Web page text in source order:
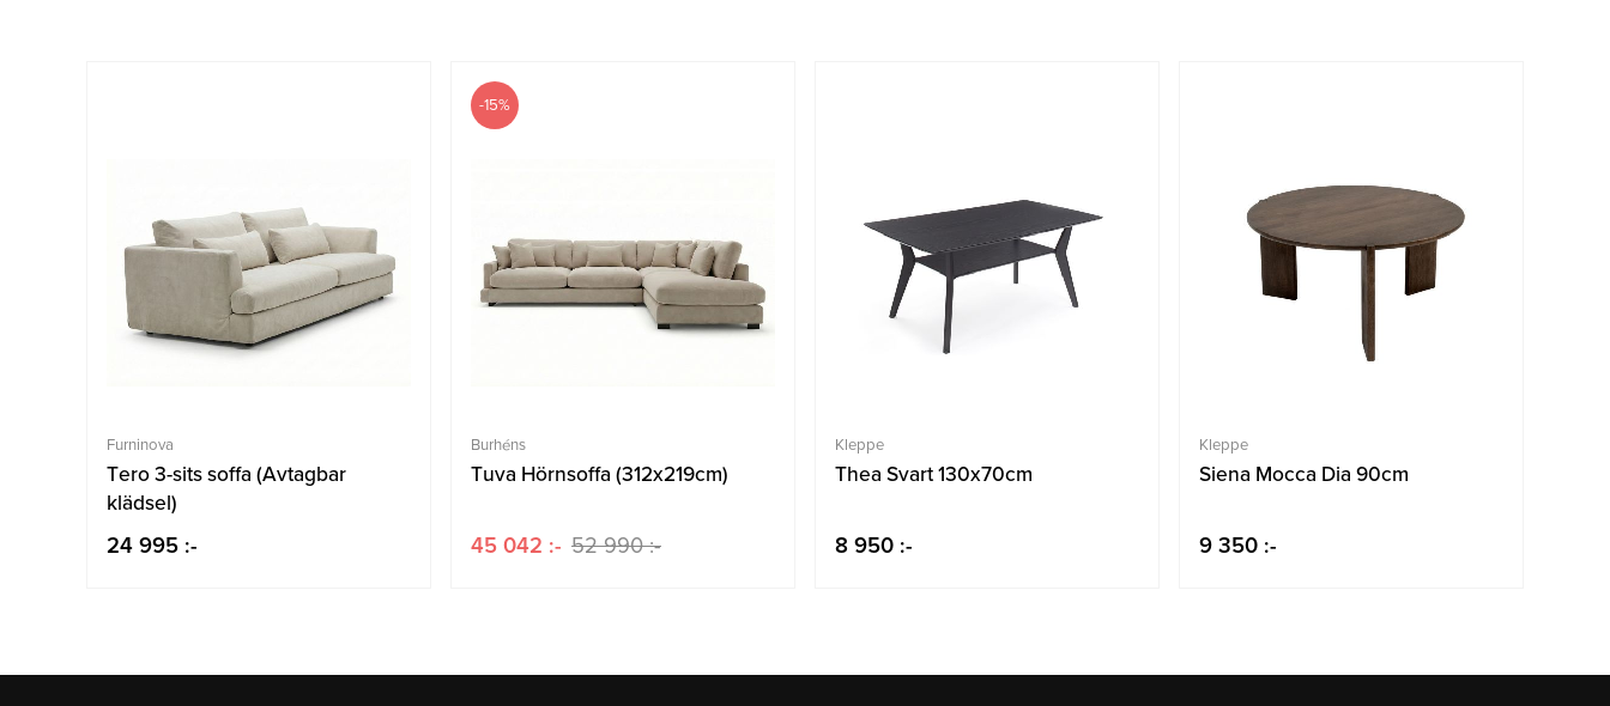
Furninova
Tero 3-sits soffa (Avtagbar
klädsel)
24 995 :-
-15%
Burhéns
Tuva Hörnsoffa (312x219cm)
45 042 :- 52 990 :-
Kleppe
Thea Svart 130x70cm
8 950 :-
Kleppe
Siena Mocca Dia 90cm
9 350 :-